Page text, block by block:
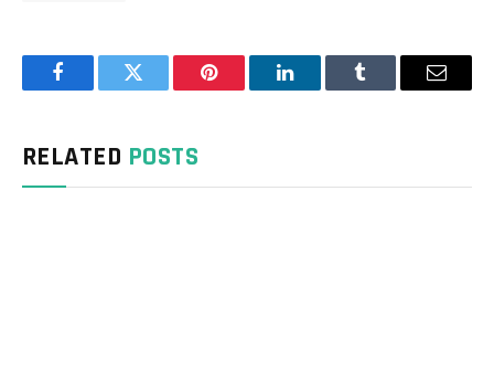
FacebookTwitter Pinterest LinkedInTumblr Email
RELATED POSTS